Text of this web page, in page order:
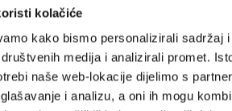
kolačiće
kako bismo personalizirali sadržaj
medija i analizirali promet.
naše web-lokacije dijelimo s
i analizu, a oni ih mogu